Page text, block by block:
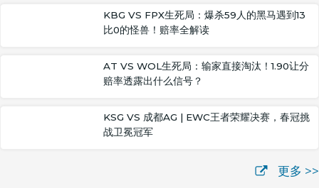
KBG VS FPX生死局：爆杀59人的黑马遇到13
比0的怪兽！赔率全解读
AT VS WOL生死局：输家直接淘汰！1.90让分
赔率透露出什么信号？
KSG VS 成都AG | EWC王者荣耀决赛，春冠挑
战卫冕冠军
更多 >>